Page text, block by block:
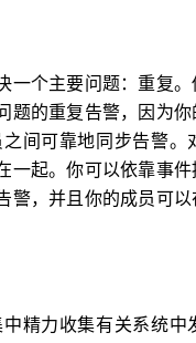
一个主要问题：重复
题的重复告警，因为
间可靠地同步告警。
起。你可以依靠事
，并且你的成员可
精力收集有关系统中